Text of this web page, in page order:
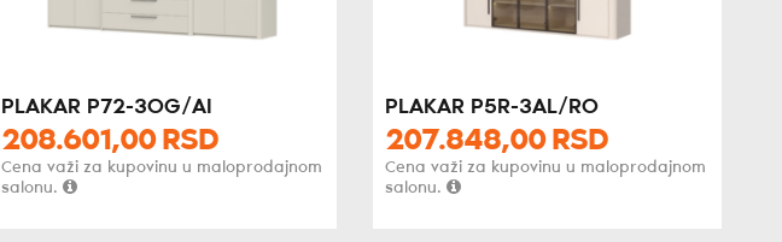
PLAKAR P72-3OG/AI
208.601,00 RSD
Cena važi za kupovinu u maloprodajnom
salonu.
PLAKAR P5R-3AL/RO
207.848,00 RSD
Cena važi za kupovinu u maloprodajnom
salonu.